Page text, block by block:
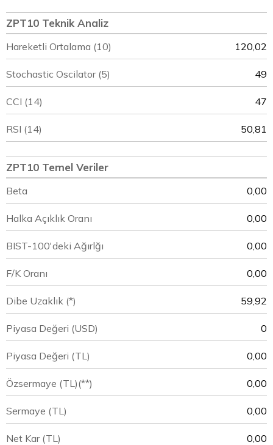
ZPT10 Teknik Analiz
Hareketli Ortalama (10) 120,02
Stochastic Oscilator (5) 49
CCI (14) 47
RSI (14) 50,81
ZPT10 Temel Veriler
Beta 0,00
Halka Açıklık Oranı 0,00
BIST-100'deki Ağırlğı 0,00
F/K Oranı 0,00
Dibe Uzaklık (*) 59,92
Piyasa Değeri (USD) 0
Piyasa Değeri (TL) 0,00
Özsermaye (TL)(**) 0,00
Sermaye (TL) 0,00
Net Kar (TL) 0,00